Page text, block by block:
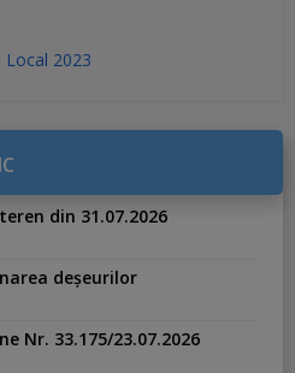
Local 2023
din 31.07.2026
deșeurilor
Nr. 33.175/23.07.2026